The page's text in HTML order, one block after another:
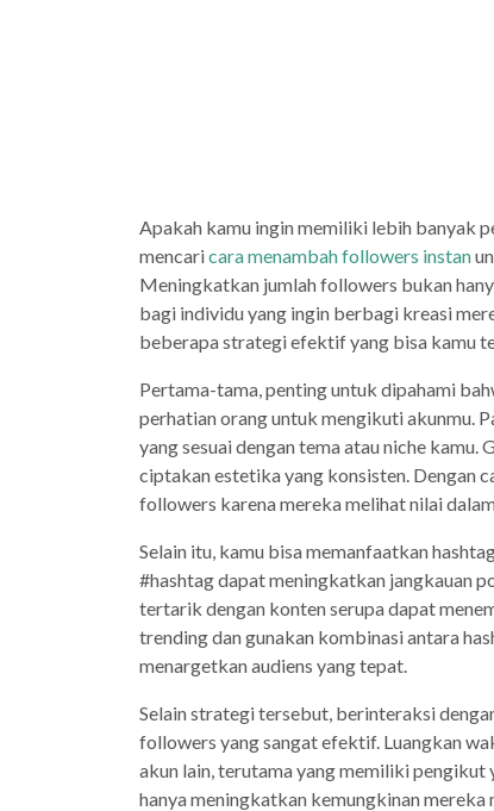
Apakah kamu ingin memiliki lebih banyak
mencaricara menambah followers instan
Meningkatkan jumlah followers bukan
bagi individu yang ingin berbagi kreasi
beberapa strategi efektif yang bisa kamu
Pertama-tama, penting untuk dipahami
perhatian orang untuk mengikuti akunmu.
yang sesuai dengan tema atau niche kamu.
ciptakan estetika yang konsisten. Dengan
followers karena mereka melihat nilai
Selain itu, kamu bisa memanfaatkan
#hashtag dapat meningkatkan jangkauan
tertarik dengan konten serupa dapat
trending dan gunakan kombinasi antara
menargetkan audiens yang tepat.
Selain strategi tersebut, berinteraksi
followers yang sangat efektif. Luangkan
akun lain, terutama yang memiliki pengikut
hanya meningkatkan kemungkinan